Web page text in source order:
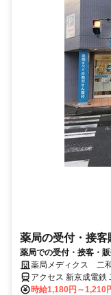
薬局の受付・接客
薬局での受付・接客・
せた働き方が可能です！
薬局メディクス 二
アクセス 新京成電鉄
口徒歩約13分、新京
時給1,180円～1,210